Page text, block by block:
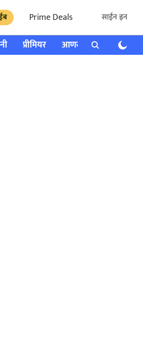
Prime Deals साईन इन
प्रीमियर आणखी राशी भविष्य